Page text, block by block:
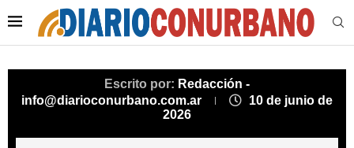
Escrito por: Redacción -
info@diarioconurbano.com.ar
10 de junio de
2026